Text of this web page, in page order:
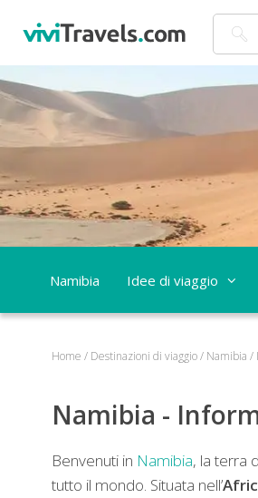
Namibia Idee di viaggio
Home / Destinazioni di viaggio/ Namibia /
Namibia -
Benvenuti in Namibia, la terra
tutto il mondo. Situata nell’